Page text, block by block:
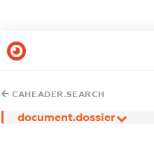
CAHEADER.SEARCH
document.dossier